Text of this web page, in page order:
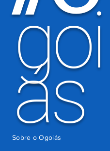
Detran-GO
goi
ás
Sobre o Ogoiás